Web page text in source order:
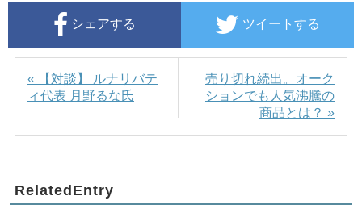
シェアする ツイートする
« 【対談】 ルナリバテ
ィ代表 月野るな氏
売り切れ続出。オーク
ションでも人気沸騰の
商品とは？ »
RelatedEntry